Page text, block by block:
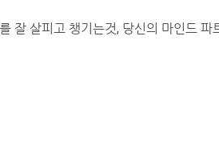
잘 살피고 챙기는것, 당신의 마인드 파